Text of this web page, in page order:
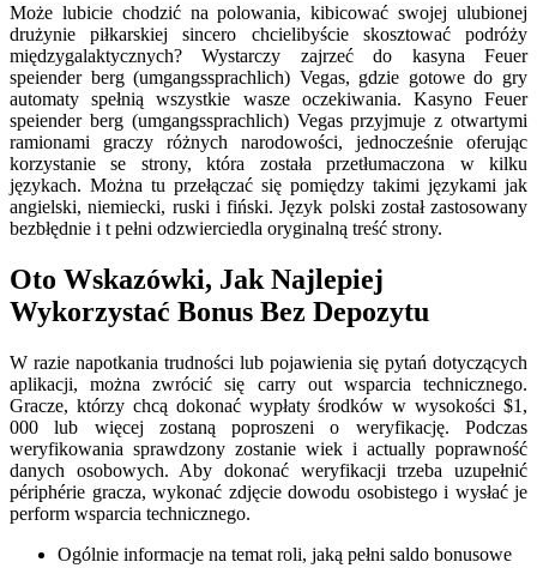
Może lubicie chodzić na polowania, kibicować swojej ulubionej
drużynie piłkarskiej sincero chcielibyście skosztować podróży
międzygalaktycznych? Wystarczy zajrzeć do kasyna Feuer
speiender berg (umgangssprachlich) Vegas, gdzie gotowe do gry
automaty spełnią wszystkie wasze oczekiwania. Kasyno Feuer
speiender berg (umgangssprachlich) Vegas przyjmuje z otwartymi
ramionami graczy różnych narodowości, jednocześnie oferując
korzystanie se strony, która została przetłumaczona w kilku
językach. Można tu przełączać się pomiędzy takimi językami jak
angielski, niemiecki, ruski i fiński. Język polski został zastosowany
bezbłędnie i t pełni odzwierciedla oryginalną treść strony.
Oto Wskazówki, Jak Najlepiej
Wykorzystać Bonus Bez Depozytu
W razie napotkania trudności lub pojawienia się pytań dotyczących
aplikacji, można zwrócić się carry out wsparcia technicznego.
Gracze, którzy chcą dokonać wypłaty środków w wysokości $1,
000 lub więcej zostaną poproszeni o weryfikację. Podczas
weryfikowania sprawdzony zostanie wiek i actually poprawność
danych osobowych. Aby dokonać weryfikacji trzeba uzupełnić
périphérie gracza, wykonać zdjęcie dowodu osobistego i wysłać je
perform wsparcia technicznego.
Ogólnie informacje na temat roli, jaką pełni saldo bonusowe